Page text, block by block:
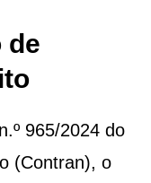
de
965/2024 do
(Contran), o